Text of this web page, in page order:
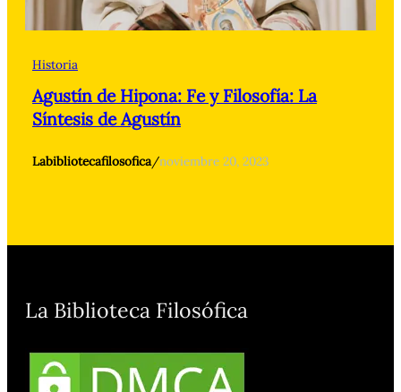
Historia
Agustín de Hipona: Fe y Filosofía: La
Síntesis de Agustín
Labibliotecafilosofica/noviembre 20, 2023
La Biblioteca Filosófica